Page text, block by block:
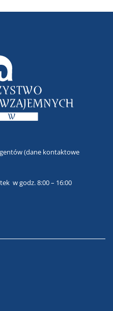
(dane kontaktowe
w godz. 8:00 – 16:00